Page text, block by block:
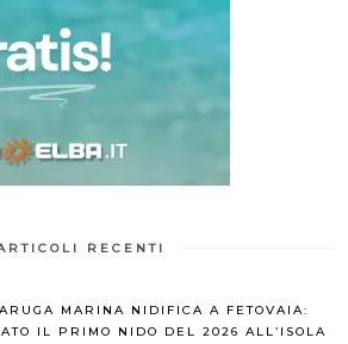
RECENTI
MARINA NIDIFICA A FETOVAIA:
IL PRIMO NIDO DEL 2026 ALL’ISOLA